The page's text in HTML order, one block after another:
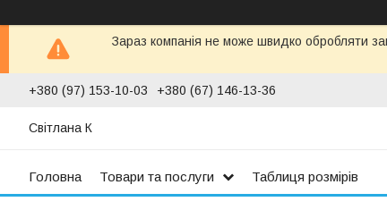
Зараз компанія не може швидко обробляти
+380 (97) 153-10-03 +380 (67) 146-13-36
Світлана К
Головна Товари та послуги Таблиця розмірів